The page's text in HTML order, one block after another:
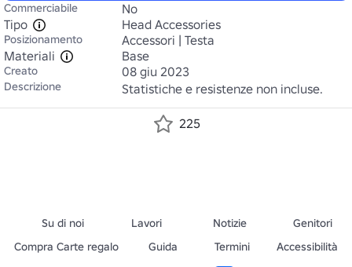
Commerciabile
No
Tipo
Head Accessories
Posizionamento
Accessori | Testa
Materiali
Base
Creato 08 giu 2023
Descrizione Statistiche e resistenze non incluse.
225
Su di noi Lavori Notizie
Genitori
Compra Carte regalo
Guida Termini
Accessibilità